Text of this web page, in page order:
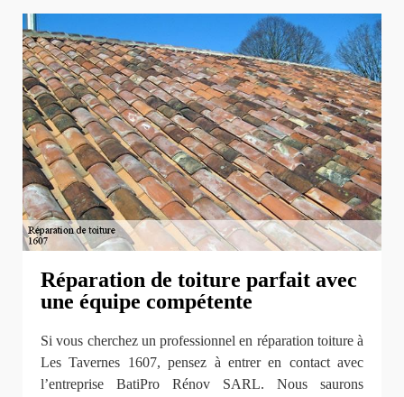
Réparation de toiture parfait avec
une équipe compétente
Si vous cherchez un professionnel en réparation toiture à
Les Tavernes 1607, pensez à entrer en contact avec
l’entreprise BatiPro Rénov SARL. Nous saurons